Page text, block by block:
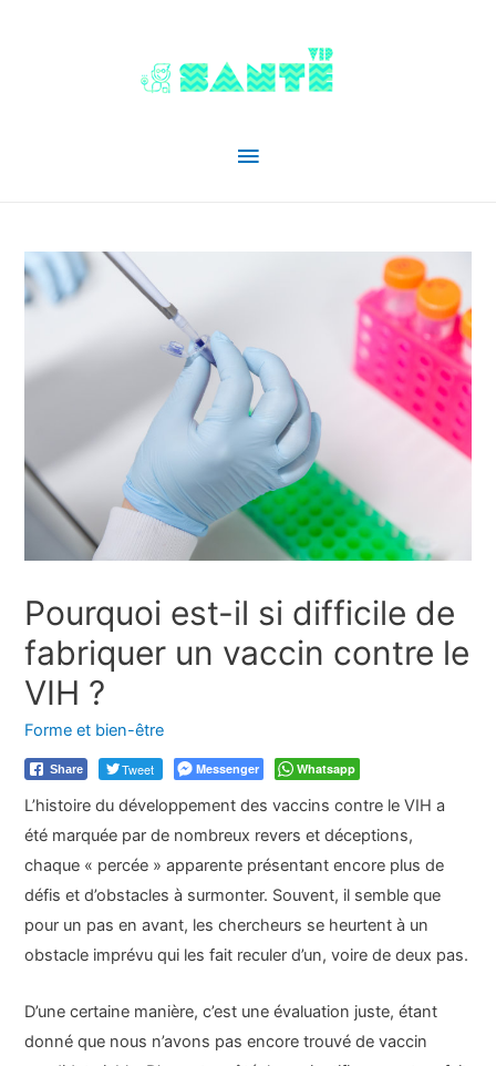
Menu
Pourquoi est-il si difficile de
fabriquer un vaccin contre le
VIH ?
Forme et bien-être
Share Tweet Messenger Whatsapp
L’histoire du développement des vaccins contre le VIH a
été marquée par de nombreux revers et déceptions,
chaque « percée » apparente présentant encore plus de
défis et d’obstacles à surmonter. Souvent, il semble que
pour un pas en avant, les chercheurs se heurtent à un
obstacle imprévu qui les fait reculer d’un, voire de deux pas.
D’une certaine manière, c’est une évaluation juste, étant
donné que nous n’avons pas encore trouvé de vaccin